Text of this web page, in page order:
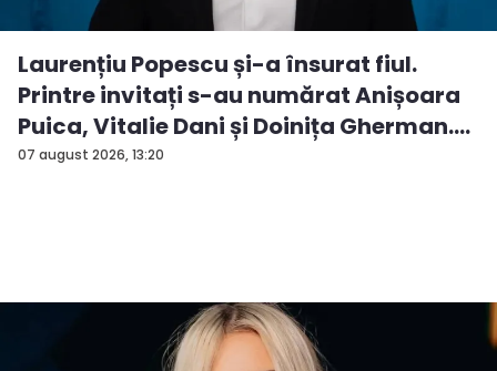
07 august 2026, 13:20
Laurențiu Popescu și-a însurat fiul.
Printre invitați s-au numărat Anișoara
Puica, Vitalie Dani și Doinița Gherman.
P...